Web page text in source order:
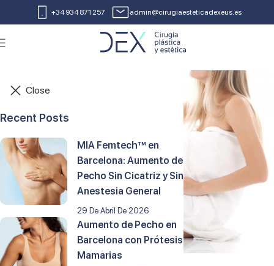
+34 934 871 257 admin@cirugiaesteticadexeus.es
Close
Recent Posts
MIA Femtech™ en
Barcelona: Aumento de
Pecho Sin Cicatriz y Sin
Anestesia General
29 De Abril De 2026
Aumento de Pecho en
Barcelona con Prótesis
Mamarias